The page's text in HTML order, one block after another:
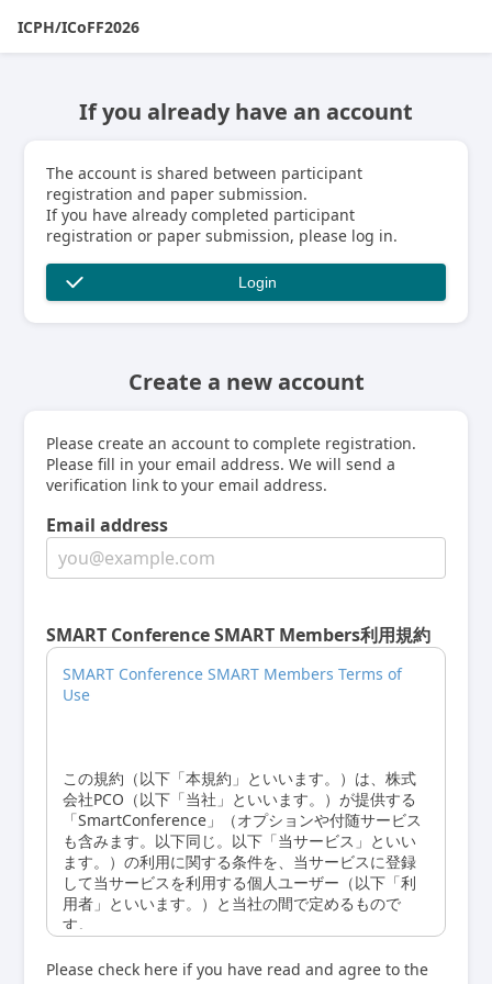
ICPH/ICoFF2026
If you already have an account
The account is shared between participant
registration and paper submission.
If you have already completed participant
registration or paper submission, please log in.
Login
Create a new account
Please create an account to complete registration.
Please fill in your email address. We will send a
verification link to your email address.
Email address
SMART Conference SMART Members利用規約
SMART Conference SMART Members Terms of
Use
この規約（以下「本規約」といいます。）は、株式
会社PCO（以下「当社」といいます。）が提供する
「SmartConference」（オプションや付随サービス
も含みます。以下同じ。以下「当サービス」といい
ます。）の利用に関する条件を、当サービスに登録
して当サービスを利用する個人ユーザー（以下「利
用者」といいます。）と当社の間で定めるもので
す。
第１条 本規約への同意及び契約の成立
Please check here if you have read and agree to the